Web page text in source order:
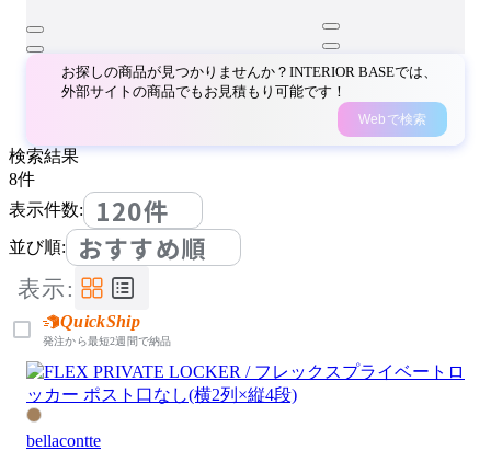
お探しの商品が見つかりませんか？INTERIOR BASEでは、
外部サイトの商品でもお見積もり可能です！
Webで検索
検索結果
8件
表示件数:
120件
並び順: おすすめ順
表示:
QuickShip
発注から最短2週間で納品
bellacontte